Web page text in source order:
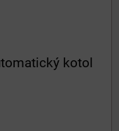
kotol